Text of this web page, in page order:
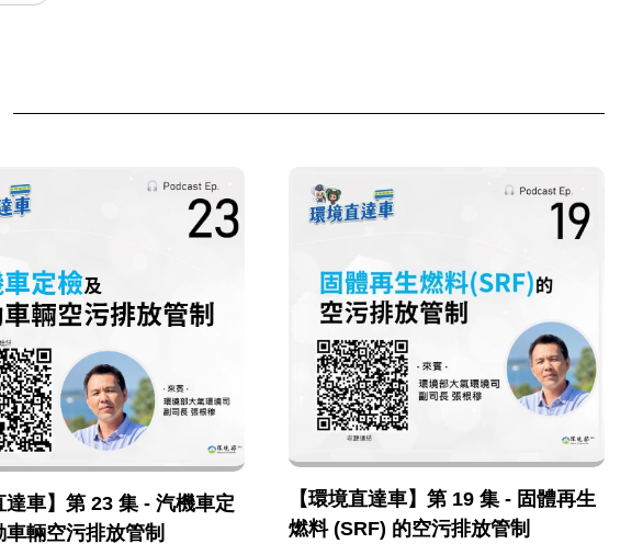
達車】第 23 集 - 汽機車定
輛空污排放管制
【環境直達車】第 19 集 - 固體再生
燃料 (SRF) 的空污排放管制